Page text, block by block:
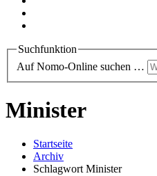
Suchfunktion
Auf Nomo-Online suchen …
Minister
Startseite
Archiv
Schlagwort Minister